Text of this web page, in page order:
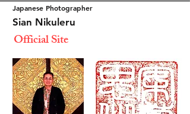
Japanese Photographer
Sian Nikuleru
Official Site